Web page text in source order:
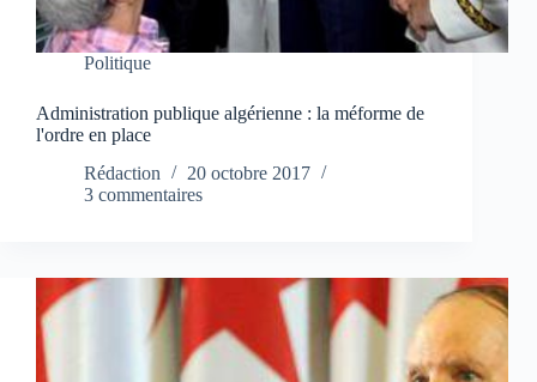
Politique
Administration publique algérienne : la méforme de
l'ordre en place
Rédaction
20 octobre 2017
3 commentaires